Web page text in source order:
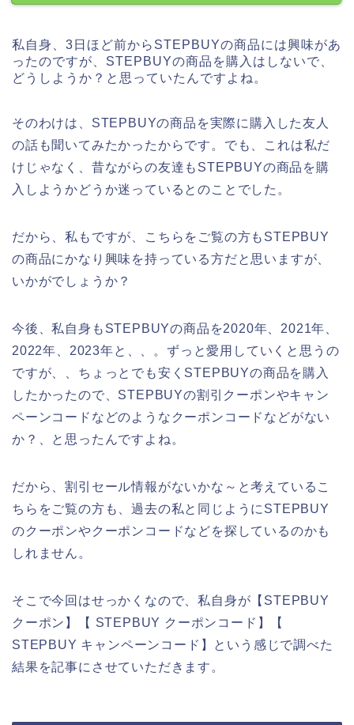
私自身、3日ほど前からSTEPBUYの商品には興味があ
ったのですが、STEPBUYの商品を購入はしないで、
どうしようか？と思っていたんですよね。
そのわけは、STEPBUYの商品を実際に購入した友人
の話も聞いてみたかったからです。でも、これは私だ
けじゃなく、昔ながらの友達もSTEPBUYの商品を購
入しようかどうか迷っているとのことでした。
だから、私もですが、こちらをご覧の方もSTEPBUY
の商品にかなり興味を持っている方だと思いますが、
いかがでしょうか？
今後、私自身もSTEPBUYの商品を2020年、2021年、
2022年、2023年と、、。ずっと愛用していくと思うの
ですが、、ちょっとでも安くSTEPBUYの商品を購入
したかったので、STEPBUYの割引クーポンやキャン
ペーンコードなどのようなクーポンコードなどがない
か？、と思ったんですよね。
だから、割引セール情報がないかな～と考えているこ
ちらをご覧の方も、過去の私と同じようにSTEPBUY
のクーポンやクーポンコードなどを探しているのかも
しれません。
そこで今回はせっかくなので、私自身が【STEPBUY
クーポン】【 STEPBUY クーポンコード】【
STEPBUY キャンペーンコード】という感じで調べた
結果を記事にさせていただきます。